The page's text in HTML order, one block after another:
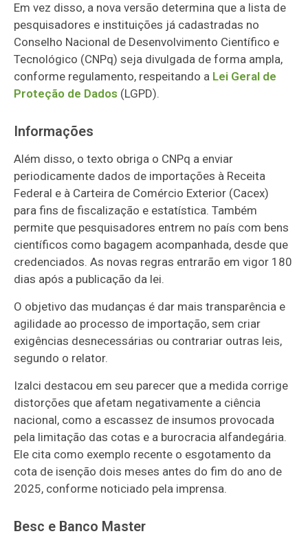
Em vez disso, a nova versão determina que a lista de
pesquisadores e instituições já cadastradas no
Conselho Nacional de Desenvolvimento Científico e
Tecnológico (CNPq) seja divulgada de forma ampla,
conforme regulamento, respeitando a Lei Geral de
Proteção de Dados (LGPD).
Informações
Além disso, o texto obriga o CNPq a enviar
periodicamente dados de importações à Receita
Federal e à Carteira de Comércio Exterior (Cacex)
para fins de fiscalização e estatística. Também
permite que pesquisadores entrem no país com bens
científicos como bagagem acompanhada, desde que
credenciados. As novas regras entrarão em vigor 180
dias após a publicação da lei.
O objetivo das mudanças é dar mais transparência e
agilidade ao processo de importação, sem criar
exigências desnecessárias ou contrariar outras leis,
segundo o relator.
Izalci destacou em seu parecer que a medida corrige
distorções que afetam negativamente a ciência
nacional, como a escassez de insumos provocada
pela limitação das cotas e a burocracia alfandegária.
Ele cita como exemplo recente o esgotamento da
cota de isenção dois meses antes do fim do ano de
2025, conforme noticiado pela imprensa.
Besc e Banco Master